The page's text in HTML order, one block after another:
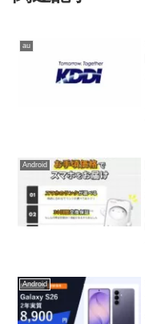
au
Android
Android